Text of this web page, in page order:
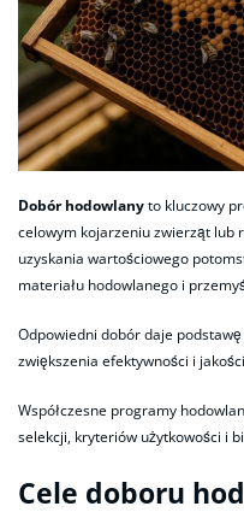
Dobór hodowlanyto kluczowy
celowym kojarzeniu zwierząt lub
uzyskania wartościowego
materiału hodowlanego i
Odpowiedni dobór daje
zwiększenia efektywności i
Współczesne programy
selekcji, kryteriów użytkowości i
Cele doboru